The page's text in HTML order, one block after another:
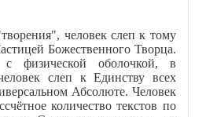
человек слеп к тому
Божественного Творца.
с физической оболочкой, в
слеп к Единству всех
Абсолюте. Человек
количество текстов по